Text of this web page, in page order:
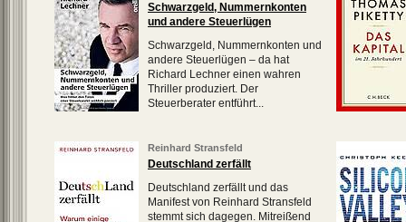
Schwarzgeld, Nummernkonten
und andere Steuerlügen
Schwarzgeld, Nummernkonten und
andere Steuerlügen – da hat
Richard Lechner einen wahren
Thriller produziert. Der
Steuerberater entführt...
Reinhard Stransfeld
Deutschland zerfällt
Deutschland zerfällt und das
Manifest von Reinhard Stransfeld
stemmt sich dagegen. Mitreißend